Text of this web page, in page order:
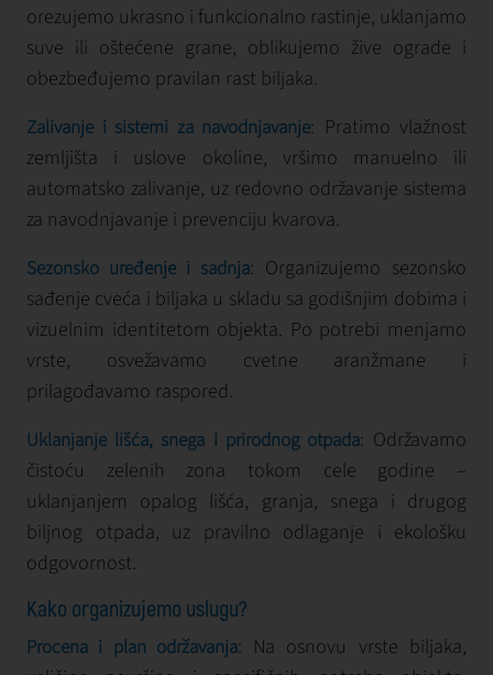
orezujemo ukrasno i funkcionalno rastinje, uklanjamo
suve ili oštećene grane, oblikujemo žive ograde i
obezbeđujemo pravilan rast biljaka.
Zalivanje i sistemi za navodnjavanje: Pratimo vlažnost
zemljišta i uslove okoline, vršimo manuelno ili
automatsko zalivanje, uz redovno održavanje sistema
za navodnjavanje i prevenciju kvarova.
Sezonsko uređenje i sadnja: Organizujemo sezonsko
sađenje cveća i biljaka u skladu sa godišnjim dobima i
vizuelnim identitetom objekta. Po potrebi menjamo
vrste, osvežavamo cvetne aranžmane i
prilagođavamo raspored.
Uklanjanje lišća, snega i prirodnog otpada: Održavamo
čistoću zelenih zona tokom cele godine –
uklanjanjem opalog lišća, granja, snega i drugog
biljnog otpada, uz pravilno odlaganje i ekološku
odgovornost.
Kako organizujemo uslugu?
Procena i plan održavanja: Na osnovu vrste biljaka,